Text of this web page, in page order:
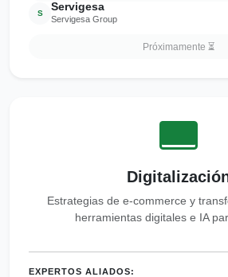
S Servigesa
Servigesa Group
Próximamente ⏳
Estrategias de e-commerce y
herramientas digitales e IA
EXPERTOS ALIADOS: